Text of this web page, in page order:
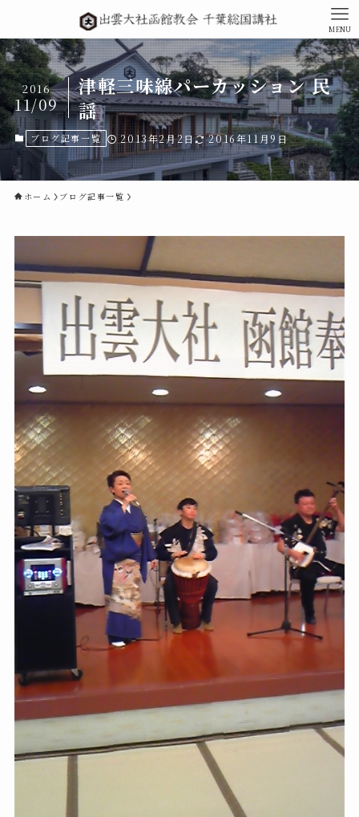
MENU
津軽三味線パーカッション 民
謡
2016
11/09
ブログ記事一覧 2013年2月2日 2016年11月9日
ホーム ブログ記事一覧